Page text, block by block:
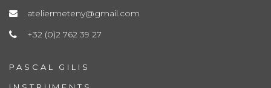
ateliermeteny@gmail.com
+32 (0)2 762 39 27
PASCAL GILIS